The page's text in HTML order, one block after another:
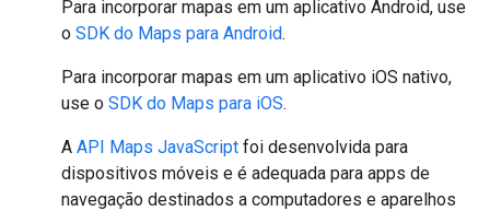
Para incorporar mapas em um aplicativo Android, use
o SDK do Maps para Android.
Para incorporar mapas em um aplicativo iOS nativo,
use o SDK do Maps para iOS.
A API Maps JavaScript foi desenvolvida para
dispositivos móveis e é adequada para apps de
navegação destinados a computadores e aparelhos